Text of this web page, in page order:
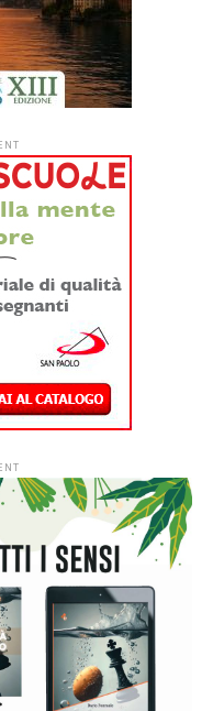
#ioleggoperché
a tutti gli asili nido
educative per la
aderire
Italiana Editori (AIE)
e partecipare alla
libri in programma dal
una nuova fase per
al fianco delle
includendo anche i
infanzia.
grazie alsostegno
ha accompagnato lo